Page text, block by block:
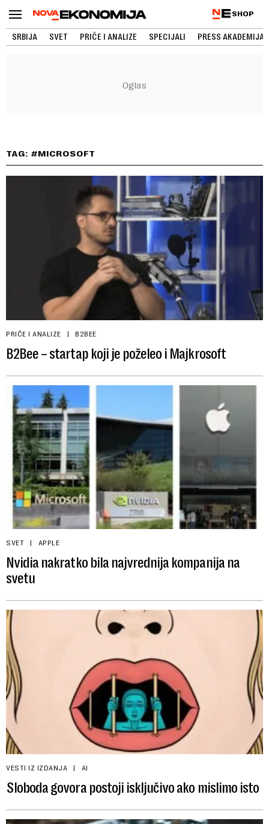
SHOP
SRBIJA SVET PRIČE I ANALIZE SPECIJALI PRESS AKADEMIJA
TAG: #MICROSOFT
PRIČE I ANALIZE B2BEE
B2Bee – startap koji je poželeo i Majkrosoft
SVET APPLE
Nvidia nakratko bila najvrednija kompanija na
svetu
VESTI IZ IZDANJA AI
Sloboda govora postoji isključivo ako mislimo isto